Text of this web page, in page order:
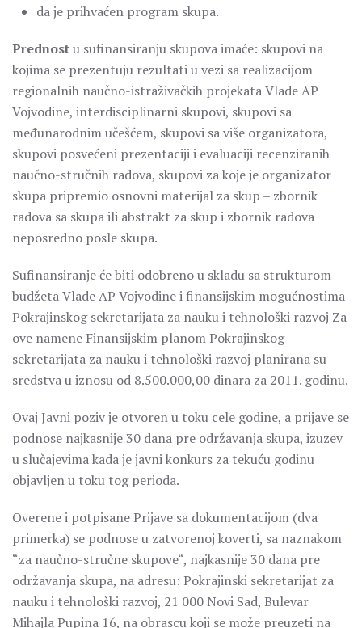
da je prihvaćen program skupa.
Prednostu sufinansiranju skupova imaće: skupovi na
kojima se prezentuju rezultati u vezi sa realizacijom
regionalnih naučno-istraživačkih projekata Vlade AP
Vojvodine, interdisciplinarni skupovi, skupovi sa
međunarodnim učešćem, skupovi sa više organizatora,
skupovi posvećeni prezentaciji i evaluaciji recenziranih
naučno-stručnih radova, skupovi za koje je organizator
skupa pripremio osnovni materijal za skup – zbornik
radova sa skupa ili abstrakt za skup i zbornik radova
neposredno posle skupa.
Sufinansiranje će biti odobreno u skladu sa strukturom
budžeta Vlade AP Vojvodine i finansijskim mogućnostima
Pokrajinskog sekretarijata za nauku i tehnološki razvoj Za
ove namene Finansijskim planom Pokrajinskog
sekretarijata za nauku i tehnološki razvoj planirana su
sredstva u iznosu od 8.500.000,00 dinara za 2011. godinu.
Ovaj Javni poziv je otvoren u toku cele godine, a prijave se
podnose najkasnije 30 dana pre održavanja skupa, izuzev
u slučajevima kada je javni konkurs za tekuću godinu
objavljen u toku tog perioda.
Overene i potpisane Prijave sa dokumentacijom (dva
primerka) se podnose u zatvorenoj koverti, sa naznakom
“za naučno-stručne skupove“, najkasnije 30 dana pre
održavanja skupa, na adresu: Pokrajinski sekretarijat za
nauku i tehnološki razvoj, 21 000 Novi Sad, Bulevar
Mihajla Pupina 16, na obrascu koji se može preuzeti na